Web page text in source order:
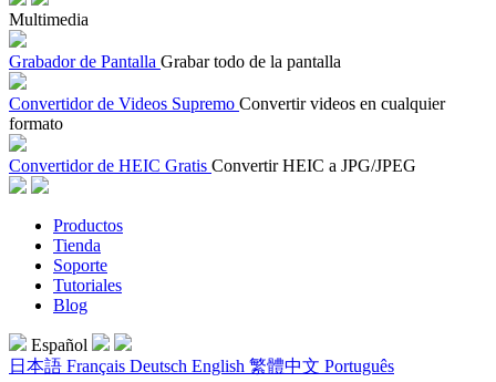
Multimedia
Grabador de Pantalla Grabar todo de la pantalla
Convertidor de Videos Supremo Convertir videos en cualquier
formato
Convertidor de HEIC Gratis Convertir HEIC a JPG/JPEG
Productos
Tienda
Soporte
Tutoriales
Blog
Español
日本語 Français Deutsch English 繁體中文 Português